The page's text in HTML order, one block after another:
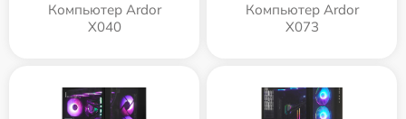
Компьютер Ardor
X040
Компьютер Ardor
X073